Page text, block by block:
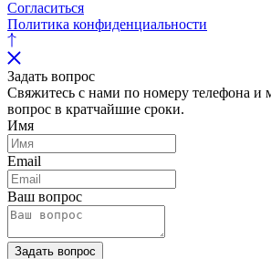
Согласиться
Политика конфиденциальности
Задать вопрос
Свяжитесь с нами по номеру телефона
вопрос в кратчайшие сроки.
Имя
Email
Ваш вопрос
Задать вопрос